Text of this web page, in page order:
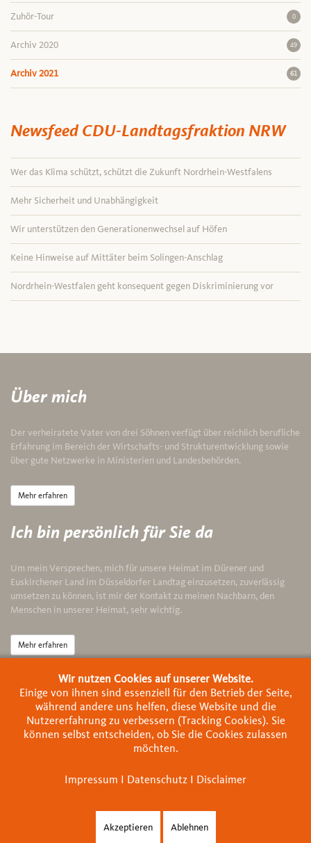
Zuhör-Tour 0
Archiv 2020 49
Archiv 2021 61
Newsfeed CDU-Landtagsfraktion NRW
Wer das Klima schützt, schützt die Zukunft Nordrhein-Westfalens
Mehr Sicherheit und Unabhängigkeit
Wir unterstützen den Generationenwechsel auf Höfen
Keine Hinweise auf Mittäter beim Solingen-Anschlag
Nordrhein-Westfalen geht konsequent gegen Diskriminierung vor
Über mich
Der verheiratete Vater von drei Söhnen verfügt über reichlich berufliche
Erfahrung im Bereich der Wirtschafts- und Strukturentwicklung sowie
über gute Netzwerke in Ministerien und Landesbehörden.
Mehr erfahren
Ich bin persönlich für Sie da
Um mein Versprechen, mich für unsere Heimat im Dürener und
Euskirchener Land im Düsseldorfer Landtag einzusetzen, zuverlässig
umsetzen zu können, ist mir der Kontakt zu meinen Nachbarn, den
Menschen in unserer Heimat, sehr wichtig.
Mehr erfahren
Politische Ziele
Das Land sollte die Städte und Gemeinden befähigen, ihr Angebot an
den Wünschen ihrer Bürger auszurichten. Wir müssen die Dinge
gemeinsam gestalten, denn es ist unser aller Zukunft.
Wir nutzen Cookies auf unserer Website.
Einige von ihnen sind essenziell für den Betrieb der Seite,
während andere uns helfen, diese Website und die
Nutzererfahrung zu verbessern (Tracking Cookies). Sie
können selbst entscheiden, ob Sie die Cookies zulassen
möchten.
Impressum I Datenschutz I Disclaimer
Akzeptieren Ablehnen